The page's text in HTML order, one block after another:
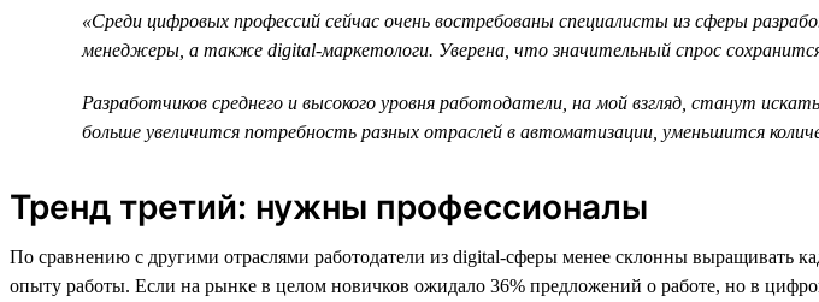
«Среди цифровых профессий сейчас очень востребованы специалисты из сферы
менеджеры, а также digital-маркетологи. Уверена, что значительный спрос
Разработчиков среднего и высокого уровня работодатели, на мой взгляд, станут
больше увеличится потребность разных отраслей в автоматизации, уменьшится
Тренд третий: нужны профессионалы
По сравнению с другими отраслями работодатели из digital-сферы менее склонны выращивать
опыту работы. Если на рынке в целом новичков ожидало 36% предложений о работе, но в